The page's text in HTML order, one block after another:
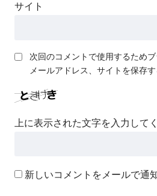
サイト
次回のコメントで使用するためブ
メールアドレス、サイトを保存す
上に表示された文字を入力して
新しいコメントをメールで通